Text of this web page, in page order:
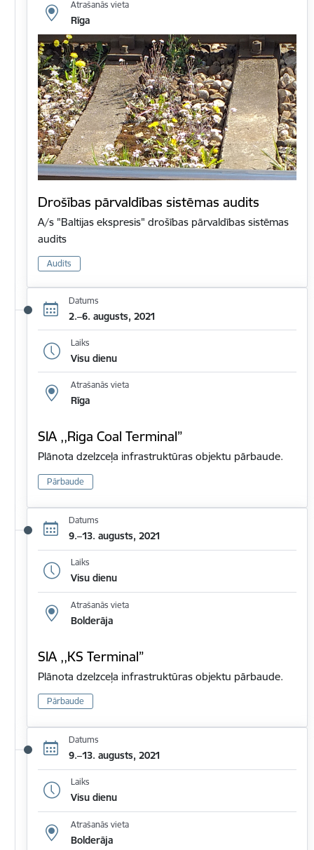
Atrašanās vieta
Rīga
Drošības pārvaldības sistēmas audits
A/s "Baltijas ekspresis" drošības pārvaldības sistēmas
audits
Audits
Datums
2.–6. augusts, 2021
Laiks
Visu dienu
Atrašanās vieta
Rīga
SIA ,,Riga Coal Terminal”
Plānota dzelzceļa infrastruktūras objektu pārbaude.
Pārbaude
Datums
9.–13. augusts, 2021
Laiks
Visu dienu
Atrašanās vieta
Bolderāja
SIA ,,KS Terminal”
Plānota dzelzceļa infrastruktūras objektu pārbaude.
Pārbaude
Datums
9.–13. augusts, 2021
Laiks
Visu dienu
Atrašanās vieta
Bolderāja